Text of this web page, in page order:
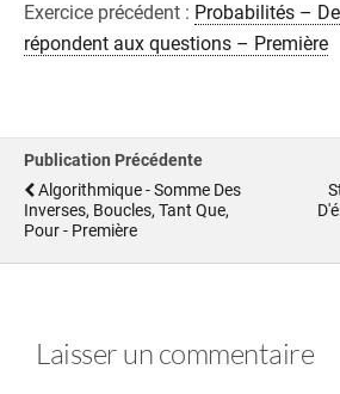
Exercice précédent : Probabilités –
répondent aux questions – Première
Publication Précédente
Algorithmique - Somme Des
Inverses, Boucles, Tant Que,
Pour - Première
Laisser un commentaire